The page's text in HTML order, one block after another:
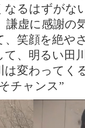
なるはずがな
謙虚に感謝の
、笑顔を絶や
て、明るい田
は変わってく
チャンス”